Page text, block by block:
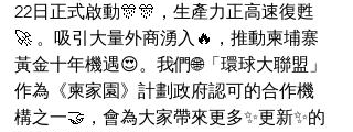
22日正式啟動🎊🎊，生產力正高速復甦
🚀 。吸引大量外商湧入🔥，推動柬埔寨
黃金十年機遇😍。我們🌐「環球大聯盟」
作為《柬家園》計劃政府認可的合作機
構之一🤝，會為大家帶來更多✨更新✨的